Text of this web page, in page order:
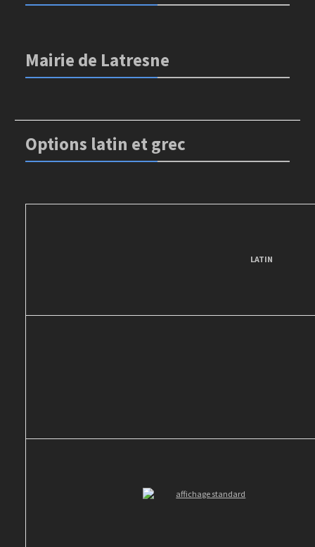
Mairie de Latresne
Options latin et grec
LATIN